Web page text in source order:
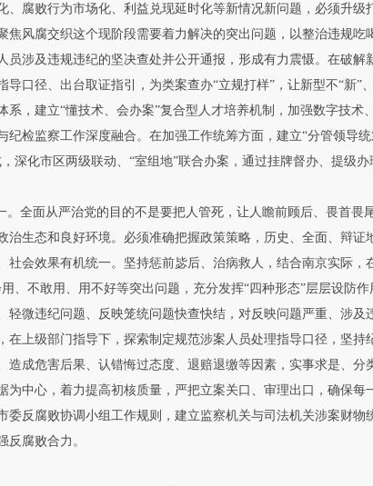
、腐败行为市场化、利益兑现延时化等新情况新问题，必须升级
焦风腐交织这个现阶段需要着力解决的突出问题，以整治违规吃
员涉及违规违纪的坚决查处并公开通报，形成有力震慑。在破解
口径、出台取证指引，为类案查办“立规打样”，让新型不“新”
，建立“懂技术、会办案”复合型人才培养机制，加强数字技术
纪检监察工作深度融合。在加强工作统筹方面，建立“分管领导
深化市区两级联动、“室组地”联合办案，通过挂牌督办、提级
全面从严治党的目的不是要把人管死，让人瞻前顾后、畏首畏
治生态和良好环境。必须准确把握政策策略，历史、全面、辩证
社会效果有机统一。坚持惩前毖后、治病救人，结合南京实际，
、不敢用、用不好等突出问题，充分发挥“四种形态”层层设防
轻微违纪问题、反映笼统问题快查快结，对反映问题严重、涉及
在上级部门指导下，探索制定规范涉案人员处理指导口径，坚持
造成危害后果、认错悔过态度、退赔退缴等因素，实事求是、分
为中心，着力提高初核质量，严把立案关口、审理出口，确保每
委反腐败协调小组工作规则，建立监察机关与司法机关涉案财物
反腐败合力。